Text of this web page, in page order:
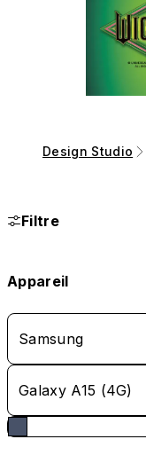
Design Studio
Filtre
Appareil
Samsung
Galaxy A15 (4G)